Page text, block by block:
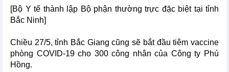
[Bộ Y tế thành lập Bộ phận thường trực đặc biệt tại tỉnh
Bắc Ninh]
Chiều 27/5, tỉnh Bắc Giang cũng sẽ bắt đầu tiêm vaccine
phòng COVID-19 cho 300 công nhân của Công ty Phú
Hồng.